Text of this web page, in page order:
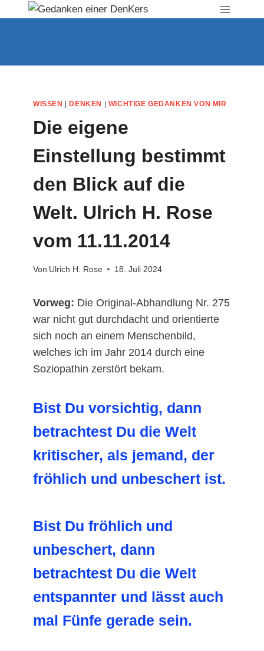
WISSEN DENKEN WICHTIGE GEDANKEN VON MIR
Die eigene
Einstellung bestimmt
den Blick auf die
Welt. Ulrich H. Rose
vom 11.11.2014
Von Ulrich H. Rose 18. Juli 2024
Vorweg: Die Original-Abhandlung Nr. 275
war nicht gut durchdacht und orientierte
sich noch an einem Menschenbild,
welches ich im Jahr 2014 durch eine
Soziopathin zerstört bekam.
Bist Du vorsichtig, dann
betrachtest Du die Welt
kritischer, als jemand, der
fröhlich und unbeschert ist.
Bist Du fröhlich und
unbeschert, dann
betrachtest Du die Welt
entspannter und lässt auch
mal Fünfe gerade sein.